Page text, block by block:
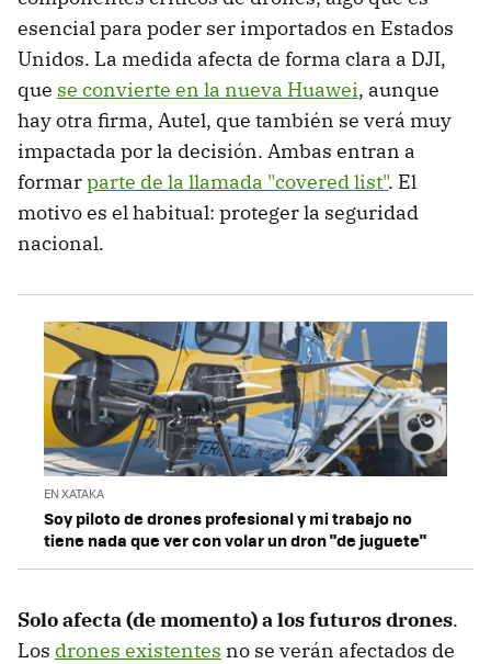
esencial para poder ser importados en Estados
Unidos. La medida afecta de forma clara a DJI,
que se convierte en la nueva Huawei, aunque
hay otra firma, Autel, que también se verá muy
impactada por la decisión. Ambas entran a
formarparte de la llamada "covered list". El
motivo es el habitual: proteger la seguridad
nacional.
EN XATAKA
Soy piloto de drones profesional y mi trabajo no
tiene nada que ver con volar un dron "de juguete"
Solo afecta (de momento) a los futuros drones.
Los drones existentes no se verán afectados de